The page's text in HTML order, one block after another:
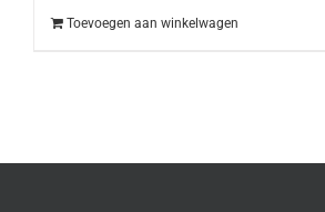
Toevoegen aan winkelwagen